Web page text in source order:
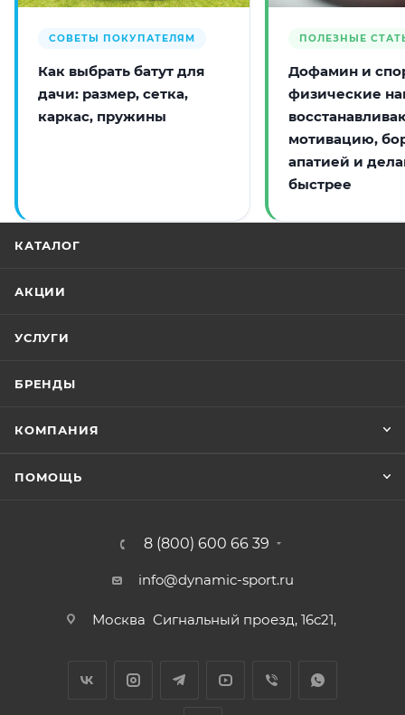
СОВЕТЫ ПОКУПАТЕЛЯМ
Как выбрать батут для
дачи: размер, сетка,
каркас, пружины
ПОЛЕЗНЫЕ
Дофамин и
физические
мотивацию,
апатией и
быстрее
КАТАЛОГ
АКЦИИ
УСЛУГИ
БРЕНДЫ
КОМПАНИЯ
ПОМОЩЬ
8 (800) 600 66 39
info@dynamic-sport.ru
Москва Сигнальный проезд, 16с21,